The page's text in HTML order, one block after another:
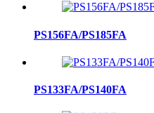
PS156FA/PS185FA
PS133FA/PS140FA